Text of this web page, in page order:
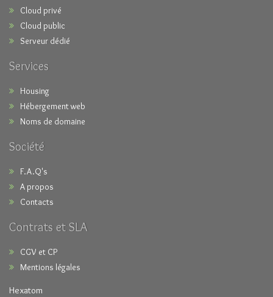
Cloud privé
Cloud public
Serveur dédié
Services
Housing
Hébergement web
Noms de domaine
Société
F.A.Q's
A propos
Contacts
Contrats et SLA
CGV et CP
Mentions légales
Hexatom